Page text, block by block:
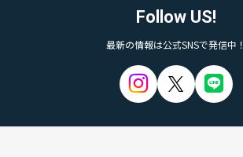
Follow US!
最新の情報は公式SNSで発信中！